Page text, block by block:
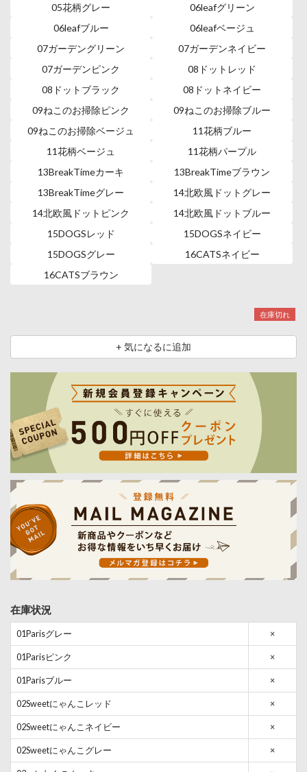
05花柄グレー
06leafグリーン
06leafブルー
06leafベージュ
07ガーデングリーン
07ガーデンネイビー
07ガーデンピンク
08ドットレッド
08ドットブラック
08ドットネイビー
09ねこのお掃除ピンク
09ねこのお掃除ブルー
09ねこのお掃除ベージュ
11花柄ブルー
11花柄ベージュ
11花柄パープル
13BreakTimeカーキ
13BreakTimeブラウン
13BreakTimeグレー
14北欧風ドットグレー
14北欧風ドットピンク
14北欧風ドットブルー
15DOGSレッド
15DOGSネイビー
15DOGSグレー
16CATSネイビー
16CATSブラウン
在庫切れ
+ 気になるに追加
在庫状況
01Parisグレー ×
01Parisピンク ×
01Parisブルー ×
02Sweetにゃんこレッド ×
02Sweetにゃんこネイビー ×
02Sweetにゃんこグレー ×